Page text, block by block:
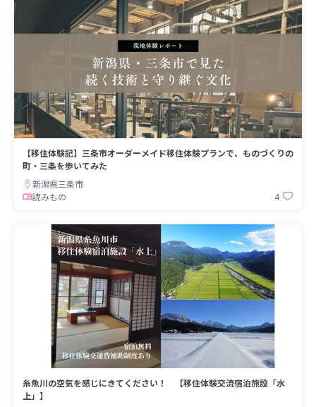
【移住体験記】三条市オーダーメイド移住体験プランで、ものづくりの
町・三条を歩いてみた
新潟県三条市
読みもの
4
糸魚川の空気を感じにきてください！ 【移住体験交流宿泊施設「水
上」】